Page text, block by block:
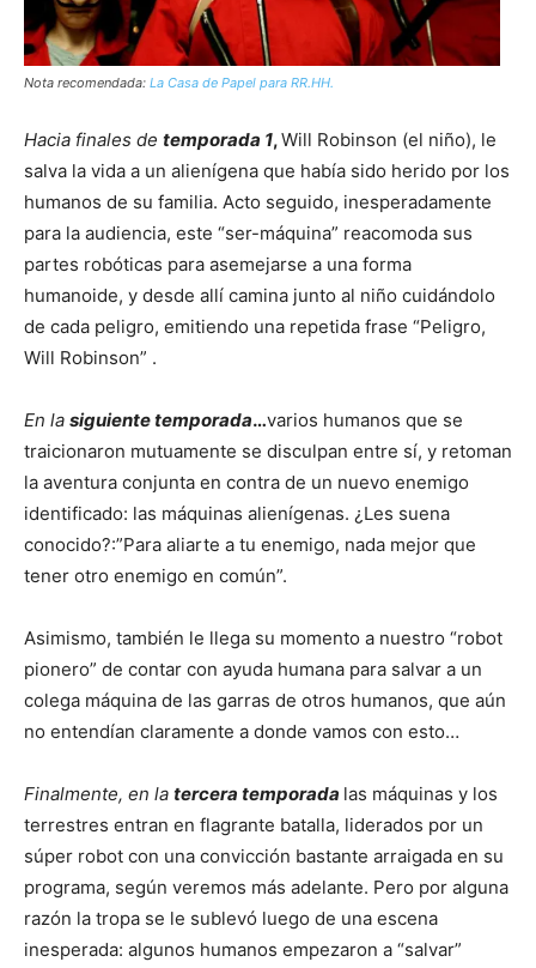
Nota recomendada: La Casa de Papel para RR.HH.
Hacia finales de temporada 1,Will Robinson (el niño), le
salva la vida a un alienígena que había sido herido por los
humanos de su familia. Acto seguido, inesperadamente
para la audiencia, este “ser-máquina” reacomoda sus
partes robóticas para asemejarse a una forma
humanoide, y desde allí camina junto al niño cuidándolo
de cada peligro, emitiendo una repetida frase “Peligro,
Will Robinson” .
En la siguiente temporada…varios humanos que se
traicionaron mutuamente se disculpan entre sí, y retoman
la aventura conjunta en contra de un nuevo enemigo
identificado: las máquinas alienígenas. ¿Les suena
conocido?:”Para aliarte a tu enemigo, nada mejor que
tener otro enemigo en común”.
Asimismo, también le llega su momento a nuestro “robot
pionero” de contar con ayuda humana para salvar a un
colega máquina de las garras de otros humanos, que aún
no entendían claramente a donde vamos con esto…
Finalmente, en la tercera temporada las máquinas y los
terrestres entran en flagrante batalla, liderados por un
súper robot con una convicción bastante arraigada en su
programa, según veremos más adelante. Pero por alguna
razón la tropa se le sublevó luego de una escena
inesperada: algunos humanos empezaron a “salvar”